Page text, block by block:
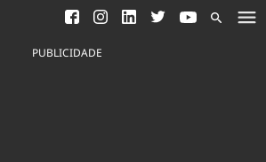
Saneamento
Indicadores
PUBLICIDADE